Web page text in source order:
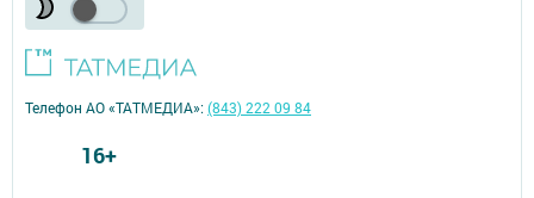
Телефон АО «ТАТМЕДИА»:(843) 222 09 84
16+